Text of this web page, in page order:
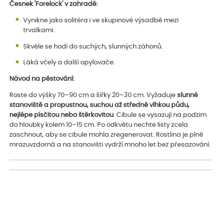
Česnek 'Forelock' v zahradě:
Vynikne jako solitéra i ve skupinové výsadbě mezi
trvalkami.
Skvěle se hodí do suchých, slunných záhonů.
Láká včely a další opylovače.
Návod na pěstování:
Roste do výšky 70–90 cm a šířky 20–30 cm. Vyžadujeslunné
stanoviště a propustnou, suchou až středně vlhkou půdu,
nejlépe písčitou nebo štěrkovitou. Cibule se vysazují na podzim
do hloubky kolem 10–15 cm. Po odkvětu nechte listy zcela
zaschnout, aby se cibule mohla zregenerovat. Rostlina je plně
mrazuvzdorná a na stanovišti vydrží mnoho let bez přesazování.